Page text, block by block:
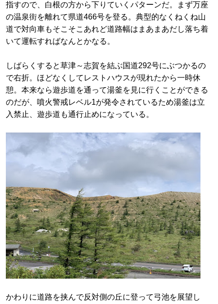
指すので、白根の方から下りていくパターンだ。まず万座
の温泉街を離れて県道466号を登る。典型的なくねくね山
道で対向車もそこそこあれど道路幅はまあまあだし落ち着
いて運転すればなんとかなる。
しばらくすると草津～志賀を結ぶ国道292号にぶつかるの
で右折。ほどなくしてレストハウスが現れたから一時休
憩。本来なら遊歩道を通って湯釜を見に行くことができる
のだが、噴火警戒レベル1が発令されているため湯釜は立
入禁止、遊歩道も通行止めになっている。
かわりに道路を挟んで反対側の丘に登って弓池を展望し